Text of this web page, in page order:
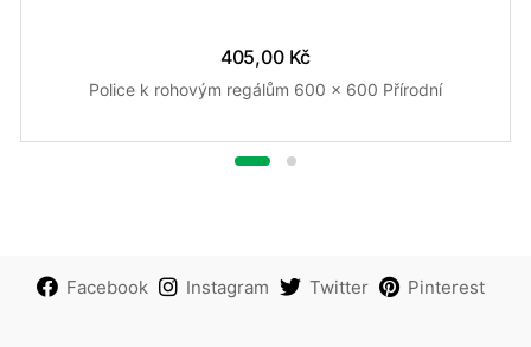
405,00 Kč
Police k rohovým regálům 600 x 600 Přírodní
Facebook Instagram Twitter Pinterest